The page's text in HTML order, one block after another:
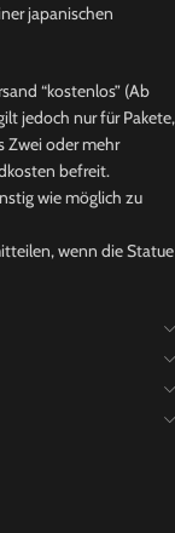
japanischen
“kostenlos” (Ab
jedoch nur für Pakete,
Zwei oder mehr
befreit.
wie möglich zu
wenn die Statue